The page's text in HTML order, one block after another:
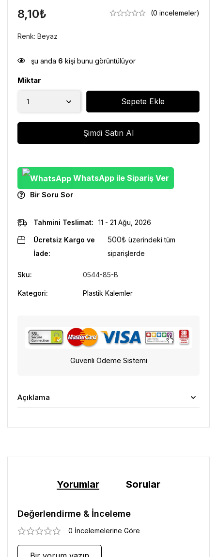
8,10₺ (0 incelemeler)
Renk: Beyaz
şu anda 6 kişi bunu görüntülüyor
Miktar
Sepete Ekle
Şimdi Satın Al
WhatsApp ile Sipariş Ver
Bir Soru Sor
Tahmini Teslimat: 11 - 21 Ağu, 2026
Ücretsiz Kargo ve
İade:
500₺ üzerindeki tüm
siparişlerde
Sku: 0544-85-B
Kategori: Plastik Kalemler
Güvenli Ödeme Sistemi
Açıklama
Yorumlar Sorular
Değerlendirme & İnceleme
0 İncelemelerine Göre